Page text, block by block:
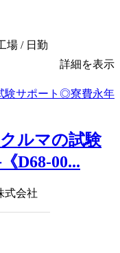
場 / 日勤
詳細を表示
クルマの試験
D68-00...
式会社